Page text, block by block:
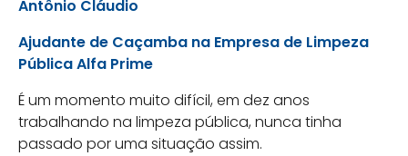
Antônio Cláudio
Ajudante de Caçamba na Empresa de Limpeza
Pública Alfa Prime
É um momento muito difícil, em dez anos
trabalhando na limpeza pública, nunca tinha
passado por uma situação assim.